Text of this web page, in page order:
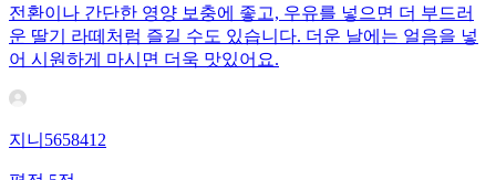
전환이나 간단한 영양 보충에 좋고, 우유를 넣으면 더 부드러
운 딸기 라떼처럼 즐길 수도 있습니다. 더운 날에는 얼음을 넣
어 시원하게 마시면 더욱 맛있어요.
지니5658412